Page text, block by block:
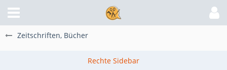
Zeitschriften, Bücher